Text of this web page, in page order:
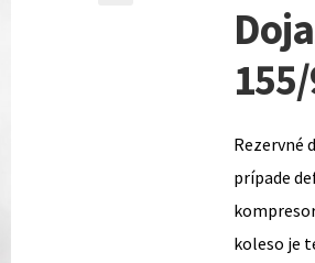
Rezervné
prípade
koleso je